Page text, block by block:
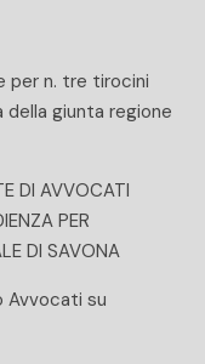
per n. tre tirocini
della giunta regione
DI AVVOCATI
PER
DI SAVONA
Avvocati su